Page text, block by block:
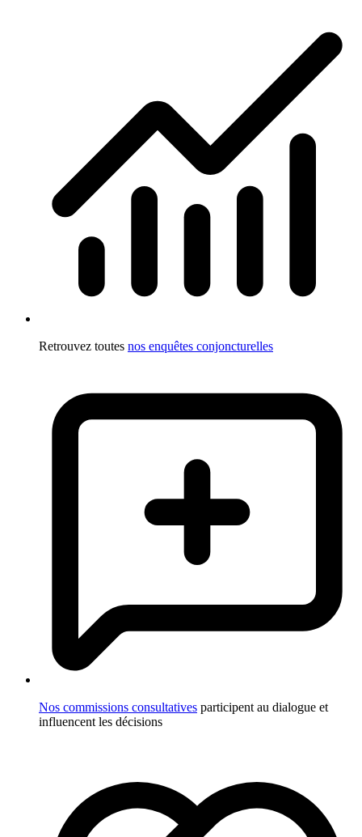
Retrouvez toutes nos enquêtes conjoncturelles
Nos commissions consultatives participent au dialogue et
influencent les décisions